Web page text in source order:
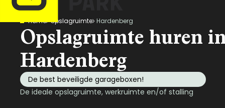
Bekijk alle locaties
Park bezichtigen
Top locaties
Drenthe
Flevoland
Home Opslagruimte Hardenberg
Opslagruimte huren
Hardenberg
De best beveiligde garageboxen!
De ideale opslagruimte, werkruimte en/of stalling